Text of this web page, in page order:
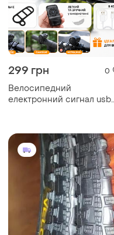
299 грн 0
Велосипедний
електронний сигнал usb